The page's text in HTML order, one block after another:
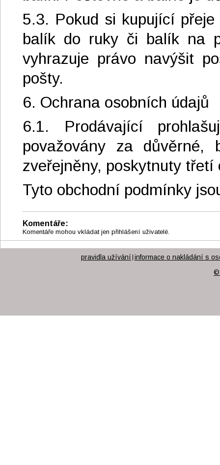
5.3. Pokud si kupující
balík do ruky či balík na
vyhrazuje právo navýšit
pošty.
6. Ochrana osobních údajů
6.1. Prodávající
považovány za důvěrné,
zveřejněny, poskytnuty třetí
Tyto obchodní podmínky
Komentáře:
Komentáře mohou vkládat jen přihlášení uživatelé.
pravidla užívání informace o nakládání s
©